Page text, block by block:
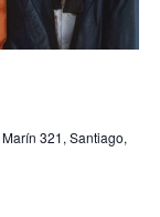
Marín 321, Santiago,